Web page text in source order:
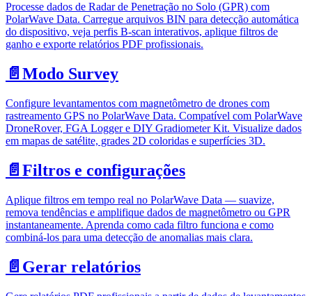
Processe dados de Radar de Penetração no Solo (GPR) com
PolarWave Data. Carregue arquivos BIN para detecção automática
do dispositivo, veja perfis B-scan interativos, aplique filtros de
ganho e exporte relatórios PDF profissionais.
📄️ Modo Survey
Configure levantamentos com magnetômetro de drones com
rastreamento GPS no PolarWave Data. Compatível com PolarWave
DroneRover, FGA Logger e DIY Gradiometer Kit. Visualize dados
em mapas de satélite, grades 2D coloridas e superfícies 3D.
📄️ Filtros e configurações
Aplique filtros em tempo real no PolarWave Data — suavize,
remova tendências e amplifique dados de magnetômetro ou GPR
instantaneamente. Aprenda como cada filtro funciona e como
combiná-los para uma detecção de anomalias mais clara.
📄️ Gerar relatórios